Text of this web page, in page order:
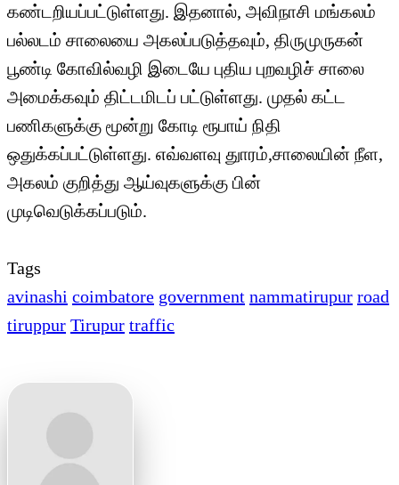
கண்டறியப்பட்டுள்ளது. இதனால், அவிநாசி மங்கலம்
பல்லடம் சாலையை அகலப்படுத்தவும், திருமுருகன்
பூண்டி கோவில்வழி இடையே புதிய புறவழிச் சாலை
அமைக்கவும் திட்டமிடப் பட்டுள்ளது. முதல் கட்ட
பணிகளுக்கு மூன்று கோடி ரூபாய் நிதி
ஒதுக்கப்பட்டுள்ளது. எவ்வளவு துாரம்,சாலையின் நீள,
அகலம் குறித்து ஆய்வுகளுக்கு பின்
முடிவெடுக்கப்படும்.
Tags
avinashi coimbatore government nammatirupur road
tiruppur Tirupur traffic